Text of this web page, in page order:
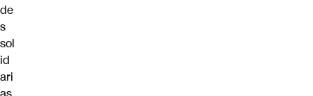
de
s
sol
id
ari